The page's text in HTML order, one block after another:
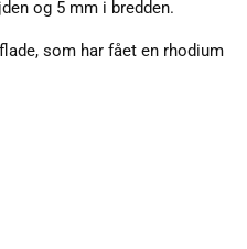
og 5 mm i bredden.
som har fået en rhodium